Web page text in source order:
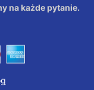
na każde pytanie.